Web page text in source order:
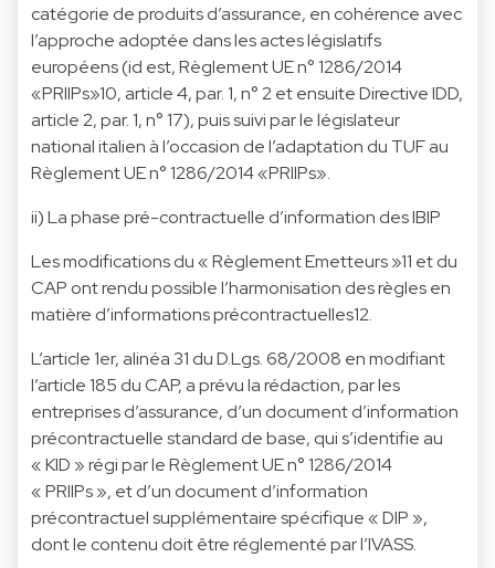
catégorie de produits d’assurance, en cohérence avec
l’approche adoptée dans les actes législatifs
européens (id est, Règlement UE n° 1286/2014
«PRIIPs»10, article 4, par. 1, n° 2 et ensuite Directive IDD,
article 2, par. 1, n° 17), puis suivi par le législateur
national italien à l’occasion de l’adaptation du TUF au
Règlement UE n° 1286/2014 «PRIIPs».
ii) La phase pré-contractuelle d’information des IBIP
Les modifications du « Règlement Emetteurs »11 et du
CAP ont rendu possible l’harmonisation des règles en
matière d’informations précontractuelles12.
L’article 1er, alinéa 31 du D.Lgs. 68/2008 en modifiant
l’article 185 du CAP, a prévu la rédaction, par les
entreprises d’assurance, d’un document d’information
précontractuelle standard de base, qui s’identifie au
« KID » régi par le Règlement UE n° 1286/2014
« PRIIPs », et d’un document d’information
précontractuel supplémentaire spécifique « DIP »,
dont le contenu doit être réglementé par l’IVASS.